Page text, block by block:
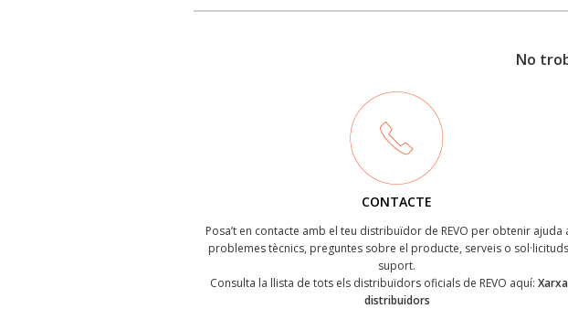
No
CONTACTE
Posa’t en contacte amb el teu distribuïdor de REVO per obtenir ajuda
problemes tècnics, preguntes sobre el producte, serveis o
suport.
Consulta la llista de tots els distribuïdors oficials de REVO aquí:
distribuidors